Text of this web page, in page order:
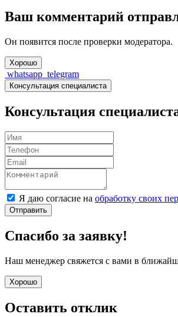
Ваш комментарий
Он появится после проверки модератора.
Хорошо
whatsapp telegram
Консультация специалиста
Консультация
Я даю согласие на обработку своих
Отправить
Спасибо за заявку!
Наш менеджер свяжется с вами в
Хорошо
Оставить отклик